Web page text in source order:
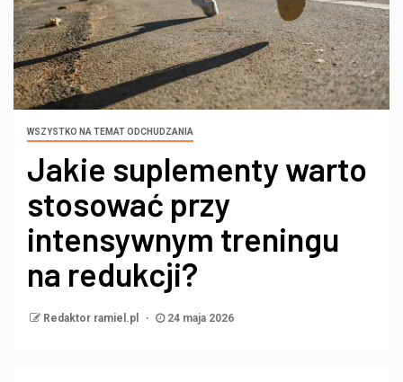
WSZYSTKO NA TEMAT ODCHUDZANIA
Jakie suplementy warto
stosować przy
intensywnym treningu
na redukcji?
Redaktor ramiel.pl 24 maja 2026